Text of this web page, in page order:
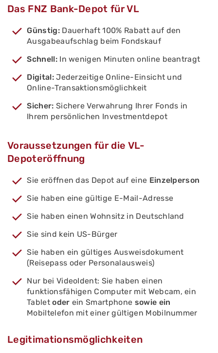
Das FNZ Bank-Depot für VL
Günstig:Dauerhaft 100% Rabatt auf den
Ausgabeaufschlag beim Fondskauf
Schnell:In wenigen Minuten online beantragt
Digital:Jederzeitige Online-Einsicht und
Online-Transaktionsmöglichkeit
Sicher: Sichere Verwahrung Ihrer Fonds in
Ihrem persönlichen Investmentdepot
Voraussetzungen für die VL-
Depoteröffnung
Sie eröffnen das Depot auf eine Einzelperson
Sie haben eine gültige E-Mail-Adresse
Sie haben einen Wohnsitz in Deutschland
Sie sind kein US-Bürger
Sie haben ein gültiges Ausweisdokument
(Reisepass oder Personalausweis)
Nur bei VideoIdent: Sie haben einen
funktionsfähigen Computer mit Webcam, ein
Tabletoder ein Smartphone sowie ein
Mobiltelefon mit einer gültigen Mobilnummer
Legitimationsmöglichkeiten